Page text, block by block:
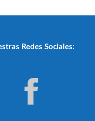
Redes Sociales: